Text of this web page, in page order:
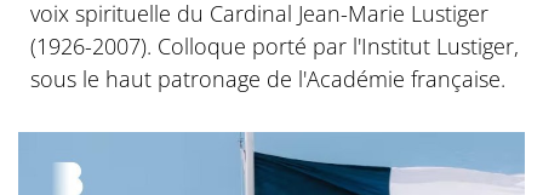
voix spirituelle du Cardinal Jean-Marie Lustiger
(1926-2007). Colloque porté par l'Institut Lustiger,
sous le haut patronage de l'Académie française.